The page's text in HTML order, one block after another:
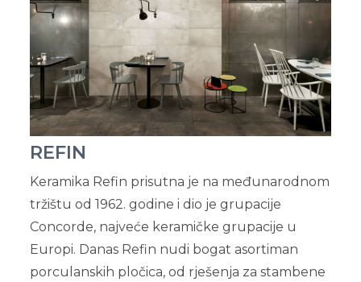
REFIN
Keramika Refin prisutna je na međunarodnom
tržištu od 1962. godine i dio je grupacije
Concorde, najveće keramičke grupacije u
Europi. Danas Refin nudi bogat asortiman
porculanskih pločica, od rješenja za stambene